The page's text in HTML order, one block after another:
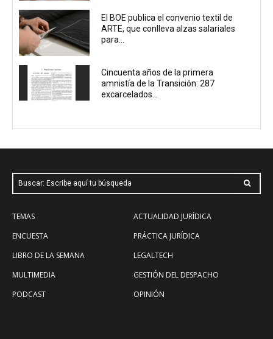
El BOE publica el convenio textil de
ARTE, que conlleva alzas salariales
para...
Cincuenta años de la primera
amnistía de la Transición: 287
excarcelados...
Buscar: Escribe aquí tu búsqueda
TEMAS
ENCUESTA
LIBRO DE LA SEMANA
MULTIMEDIA
PODCAST
ACTUALIDAD JURÍDICA
PRÁCTICA JURÍDICA
LEGALTECH
GESTIÓN DEL DESPACHO
OPINIÓN